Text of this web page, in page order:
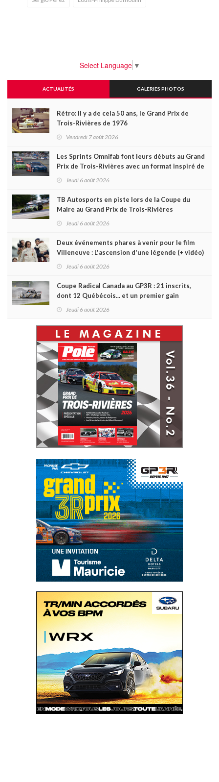
Select Language ▼
ACTUALITÉS GALERIES PHOTOS
Rétro: Il y a de cela 50 ans, le Grand Prix de
Trois-Rivières de 1976
Vendredi 7 août 2026
Les Sprints Omnifab font leurs débuts au Grand
Prix de Trois-Rivières avec un format inspiré de
Jeudi 6 août 2026
TB Autosports en piste lors de la Coupe du
Maire au Grand Prix de Trois-Rivières
Jeudi 6 août 2026
Deux événements phares à venir pour le film
Villeneuve : L'ascension d'une légende (+ vidéo)
Jeudi 6 août 2026
Coupe Radical Canada au GP3R : 21 inscrits,
dont 12 Québécois... et un premier gain
Jeudi 6 août 2026